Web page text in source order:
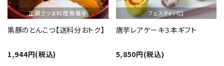
正調さつま料理 熊襲亭
黒豚のとんこつ【送料分おトク】
1,944円(税込)
フェスティバロ
唐芋レアケーキ３本ギフト
5,850円(税込)